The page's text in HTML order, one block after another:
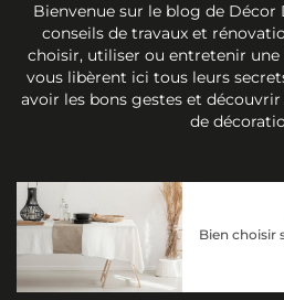
Bienvenue sur le blog de Décor
conseils de travaux et
choisir, utiliser ou entretenir une
vous libèrent ici tous leurs
avoir les bons gestes et
de
Bien choisir